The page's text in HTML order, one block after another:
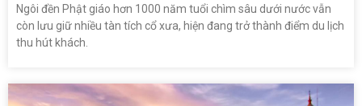
Ngôi đền Phật giáo hơn 1000 năm tuổi chìm sâu dưới nước vẫn
còn lưu giữ nhiều tàn tích cổ xưa, hiện đang trở thành điểm du lịch
thu hút khách.